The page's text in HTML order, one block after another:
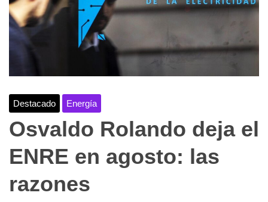
Destacado Energía
Osvaldo Rolando deja el
ENRE en agosto: las
razones